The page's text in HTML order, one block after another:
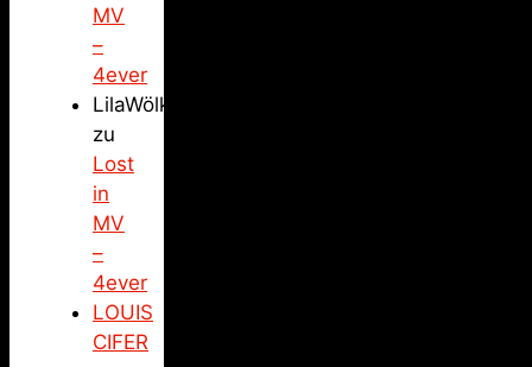
MV
–
4ever
LilaWölkchen
zu
Lost
in
MV
–
4ever
LOUIS
CIFER